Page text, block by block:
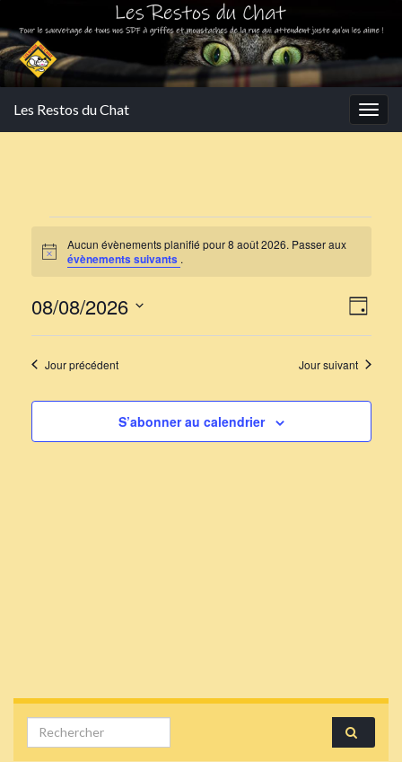
Les Restos du Chat
Évènements for 8 août
Notice
Aucun évènements planifié pour 8 août 2026. Passer aux
évènements suivants .
par
Jour
08/08/2026
date.
Jour précédent Jour suivant
S’abonner au calendrier
Search for: